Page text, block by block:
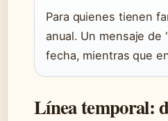
Para quienes tienen
anual. Un mensaje de
fecha, mientras que
Línea temporal: